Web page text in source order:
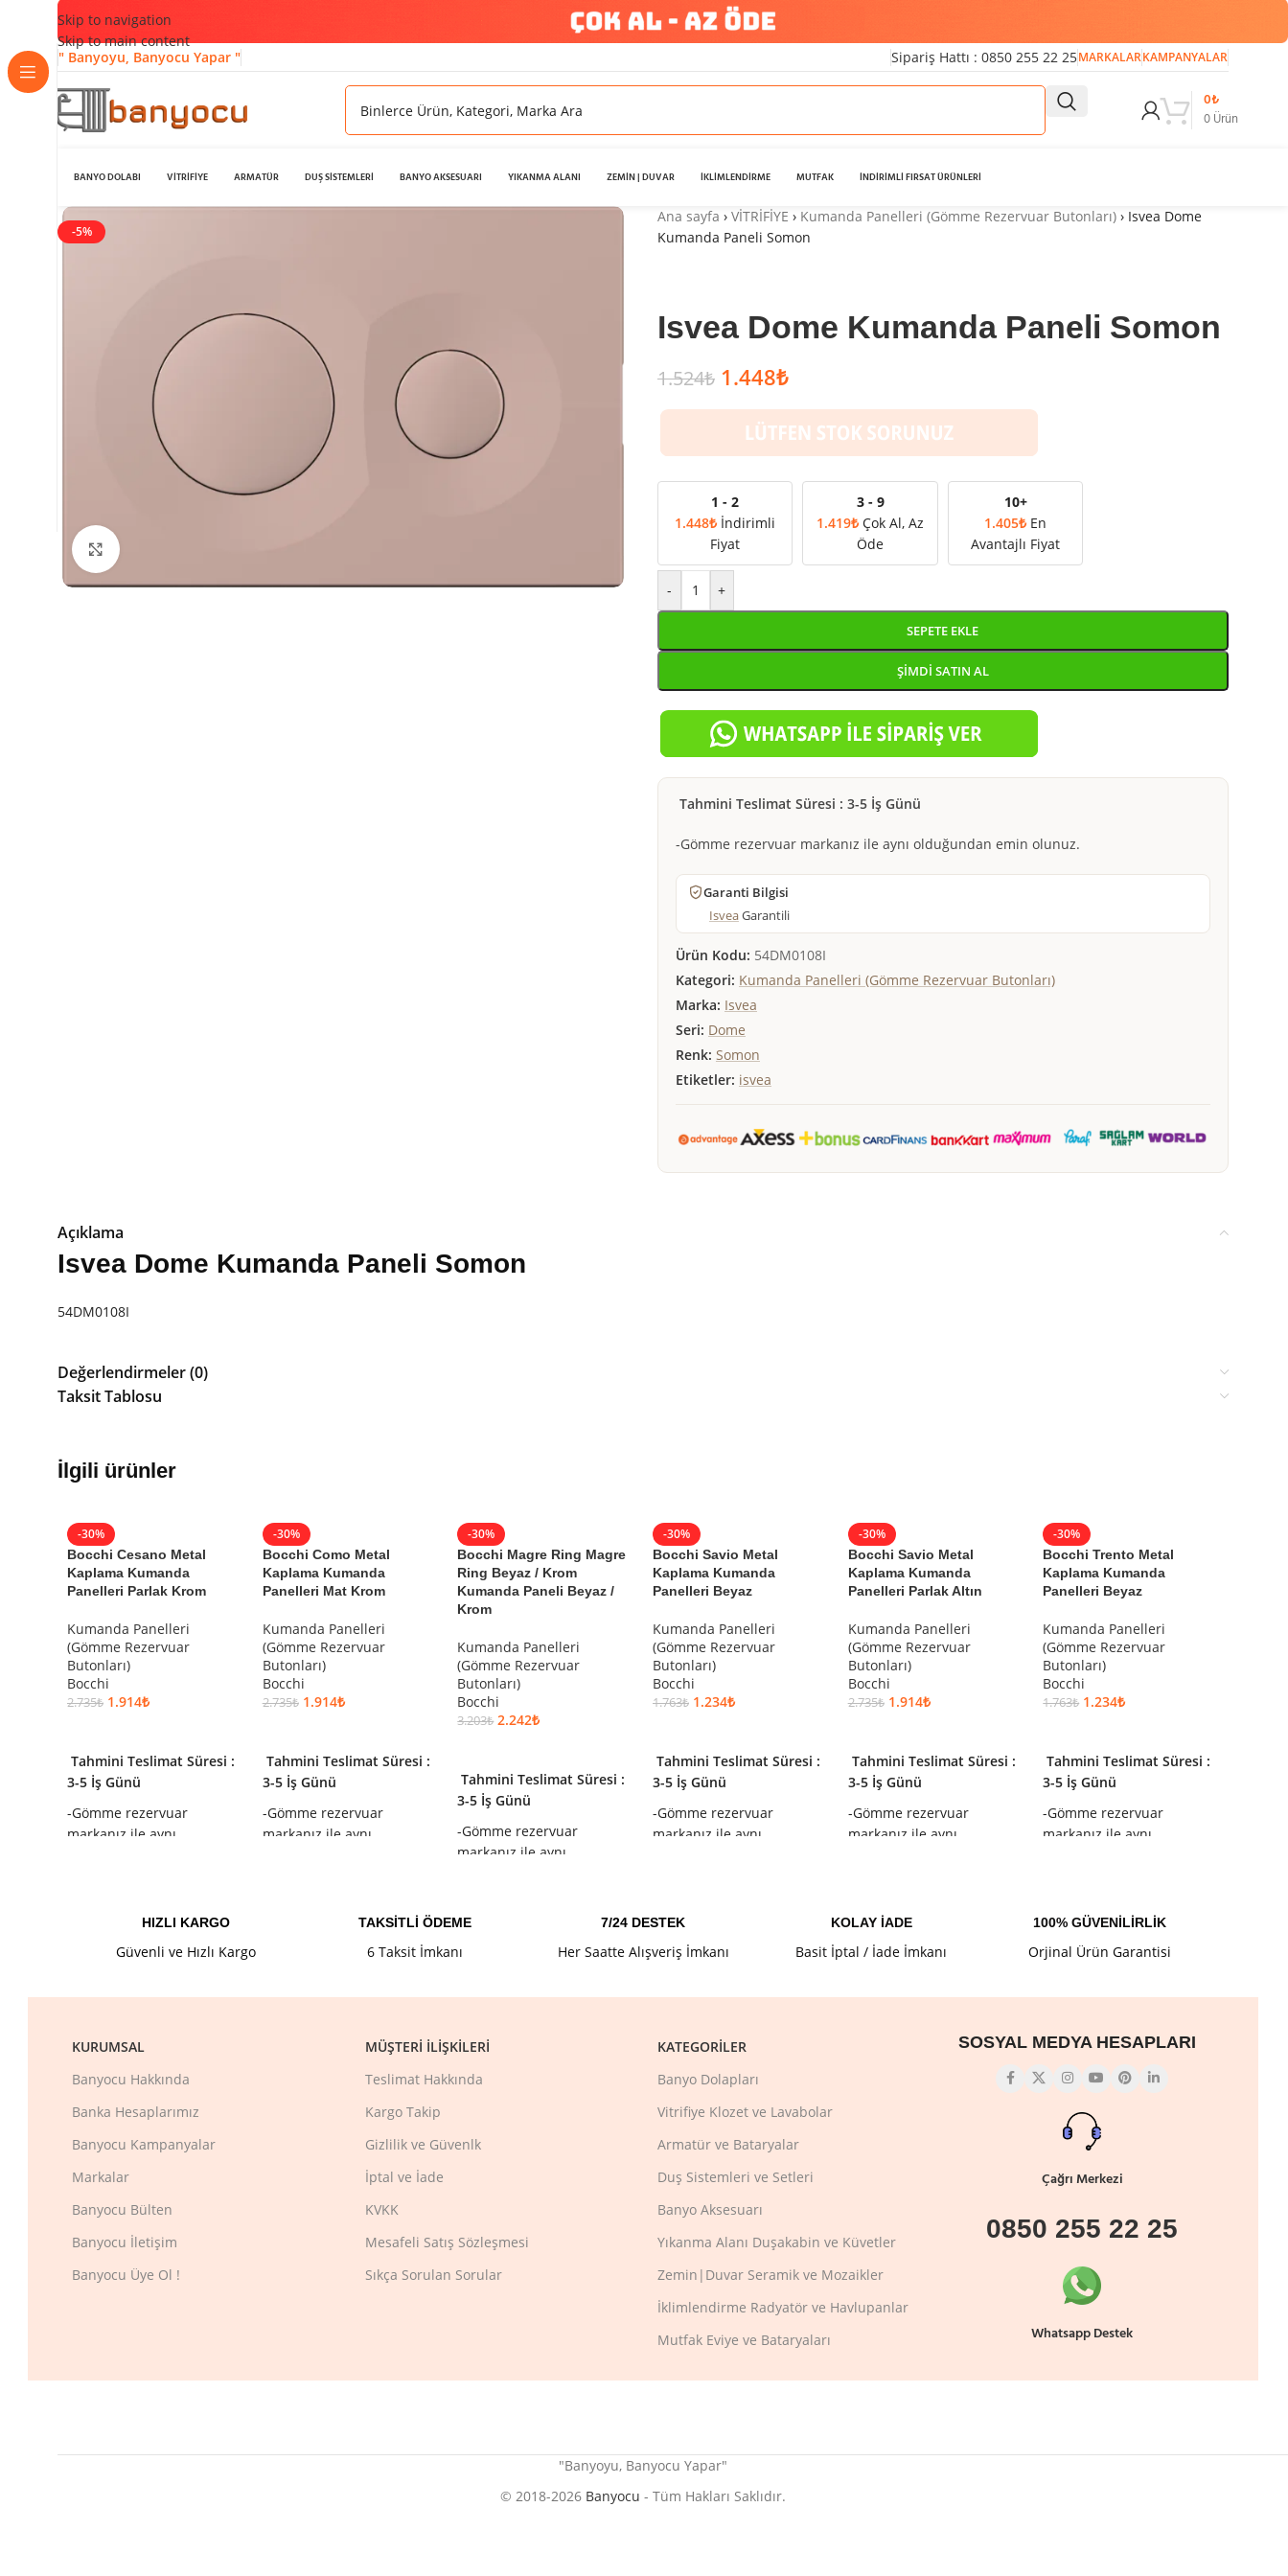
Skip to navigation
Skip to main content
" Banyoyu, Banyocu Yapar "
Sipariş Hattı : 0850 255 22 25MARKALARKAMPANYALAR
0Ürün
0₺
BANYO DOLABI VİTRİFİYE ARMATÜR DUŞ SİSTEMLERİ BANYO AKSESUARI YIKANMA ALANI ZEMİN | DUVAR İKLİMLENDİRME MUTFAK İNDİRİMLİ FIRSAT ÜRÜNLERİ
-5%
Ana sayfa › VİTRİFİYE › Kumanda Panelleri (Gömme Rezervuar Butonları)› Isvea Dome
Kumanda Paneli Somon
Isvea Dome Kumanda Paneli Somon
1.524₺ 1.448₺
1 - 2
1.448₺ İndirimli
Fiyat
3 - 9
1.419₺ Çok Al, Az
Öde
10+
1.405₺ En
Avantajlı Fiyat
- +
SEPETE EKLE
ŞIMDI SATIN AL
Tahmini Teslimat Süresi : 3-5 İş Günü
-Gömme rezervuar markanız ile aynı olduğundan emin olunuz.
Garanti Bilgisi
IsveaGarantili
Ürün Kodu: 54DM0108I
Kategori: Kumanda Panelleri (Gömme Rezervuar Butonları)
Marka: Isvea
Seri: Dome
Renk: Somon
Etiketler: isvea
Açıklama
Isvea Dome Kumanda Paneli Somon
54DM0108I
Değerlendirmeler (0)
Taksit Tablosu
İlgili ürünler
-30%
Bocchi Cesano Metal
Kaplama Kumanda
Panelleri Parlak Krom
Kumanda Panelleri
(Gömme Rezervuar
Butonları)
Bocchi
2.735₺ 1.914₺
Tahmini Teslimat Süresi :
3-5 İş Günü
-Gömme rezervuar
markanız ile aynı
-30%
Bocchi Como Metal
Kaplama Kumanda
Panelleri Mat Krom
Kumanda Panelleri
(Gömme Rezervuar
Butonları)
Bocchi
2.735₺ 1.914₺
Tahmini Teslimat Süresi :
3-5 İş Günü
-Gömme rezervuar
markanız ile aynı
-30%
Bocchi Magre Ring Magre
Ring Beyaz / Krom
Kumanda Paneli Beyaz /
Krom
Kumanda Panelleri
(Gömme Rezervuar
Butonları)
Bocchi
3.203₺ 2.242₺
Tahmini Teslimat Süresi :
3-5 İş Günü
-Gömme rezervuar
markanız ile aynı
-30%
Bocchi Savio Metal
Kaplama Kumanda
Panelleri Beyaz
Kumanda Panelleri
(Gömme Rezervuar
Butonları)
Bocchi
1.763₺ 1.234₺
Tahmini Teslimat Süresi :
3-5 İş Günü
-Gömme rezervuar
markanız ile aynı
-30%
Bocchi Savio Metal
Kaplama Kumanda
Panelleri Parlak Altın
Kumanda Panelleri
(Gömme Rezervuar
Butonları)
Bocchi
2.735₺ 1.914₺
Tahmini Teslimat Süresi :
3-5 İş Günü
-Gömme rezervuar
markanız ile aynı
-30%
Bocchi Trento Metal
Kaplama Kumanda
Panelleri Beyaz
Kumanda Panelleri
(Gömme Rezervuar
Butonları)
Bocchi
1.763₺ 1.234₺
Tahmini Teslimat Süresi :
3-5 İş Günü
-Gömme rezervuar
markanız ile aynı
HIZLI KARGO
Güvenli ve Hızlı Kargo
TAKSİTLİ ÖDEME
6 Taksit İmkanı
7/24 DESTEK
Her Saatte Alışveriş İmkanı
KOLAY İADE
Basit İptal / İade İmkanı
100% GÜVENİLİRLİK
Orjinal Ürün Garantisi
KURUMSAL
Banyocu Hakkında
Banka Hesaplarımız
Banyocu Kampanyalar
Markalar
Banyocu Bülten
Banyocu İletişim
Banyocu Üye Ol !
MÜŞTERI İLIŞKILERI
Teslimat Hakkında
Kargo Takip
Gizlilik ve Güvenlk
İptal ve İade
KVKK
Mesafeli Satış Sözleşmesi
Sıkça Sorulan Sorular
KATEGORILER
Banyo Dolapları
Vitrifiye Klozet ve Lavabolar
Armatür ve Bataryalar
Duş Sistemleri ve Setleri
Banyo Aksesuarı
Yıkanma Alanı Duşakabin ve Küvetler
Zemin|Duvar Seramik ve Mozaikler
İklimlendirme Radyatör ve Havlupanlar
Mutfak Eviye ve Bataryaları
SOSYAL MEDYA HESAPLARI
Çağrı Merkezi
0850 255 22 25
Whatsapp Destek
"Banyoyu, Banyocu Yapar"
© 2018-2026 Banyocu - Tüm Hakları Saklıdır.